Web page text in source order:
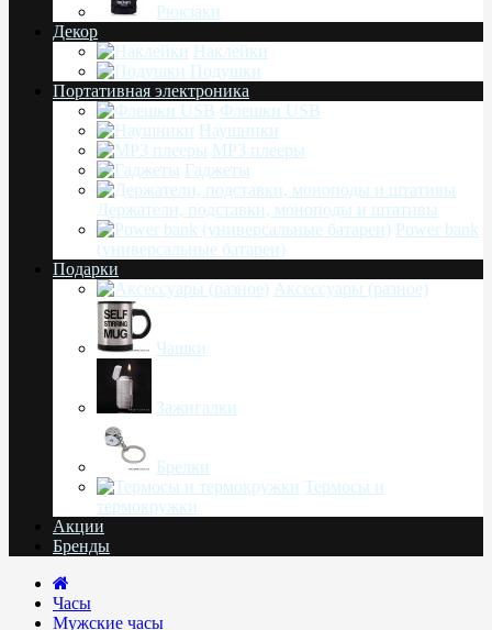
Рюкзаки
Декор
Наклейки
Подушки
Портативная электроника
Флешки USB
Наушники
MP3 плееры
Гаджеты
Держатели, подставки, моноподы и штативы
Power bank
(универсальные батареи)
Подарки
Аксессуары (разное)
Чашки
Зажигалки
Брелки
Термосы и
термокружки
Акции
Бренды
Часы
Мужские часы